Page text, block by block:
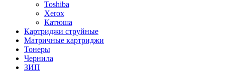
Toshiba
Xerox
Катюша
Картриджи струйные
Матричные картриджи
Тонеры
Чернила
ЗИП